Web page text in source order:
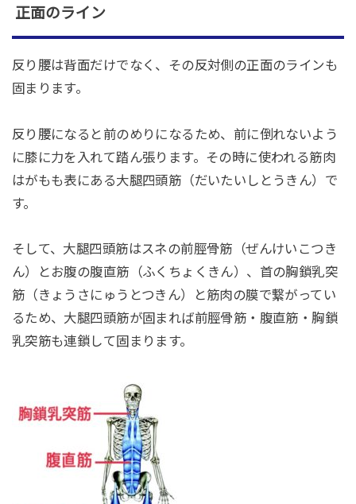
正面のライン
反り腰は背面だけでなく、その反対側の正面のラインも
固まります。
反り腰になると前のめりになるため、前に倒れないよう
に膝に力を入れて踏ん張ります。その時に使われる筋肉
はがもも表にある大腿四頭筋（だいたいしとうきん）で
す。
そして、大腿四頭筋はスネの前脛骨筋（ぜんけいこつき
ん）とお腹の腹直筋（ふくちょくきん）、首の胸鎖乳突
筋（きょうさにゅうとつきん）と筋肉の膜で繋がってい
るため、大腿四頭筋が固まれば前脛骨筋・腹直筋・胸鎖
乳突筋も連鎖して固まります。